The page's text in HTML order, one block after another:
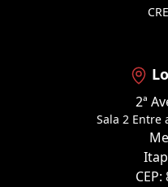
2ª
Sala 2 Entre